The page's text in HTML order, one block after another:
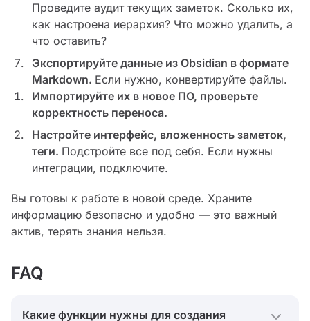
Проведите аудит текущих заметок. Сколько их,
как настроена иерархия? Что можно удалить, а
что оставить?
Экспортируйте данные из Obsidian в формате
Markdown. Если нужно, конвертируйте файлы.
Импортируйте их в новое ПО, проверьте
корректность переноса.
Настройте интерфейс, вложенность заметок,
теги. Подстройте все под себя. Если нужны
интеграции, подключите.
Вы готовы к работе в новой среде. Храните
информацию безопасно и удобно — это важный
актив, терять знания нельзя.
FAQ
Какие функции нужны для создания